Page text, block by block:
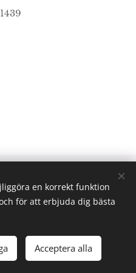
VATnr SE559250124001,
800 02 Gävle
Cookies
en korrekt funktion
för att erbjuda dig bästa
Acceptera alla